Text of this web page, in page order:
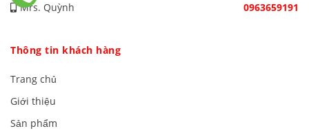
Mrs. Quỳnh
0963659191
Thông tin khách hàng
Trang chủ
Giới thiệu
Sản phẩm